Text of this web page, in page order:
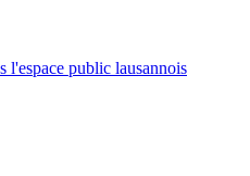
l'espace public lausannois